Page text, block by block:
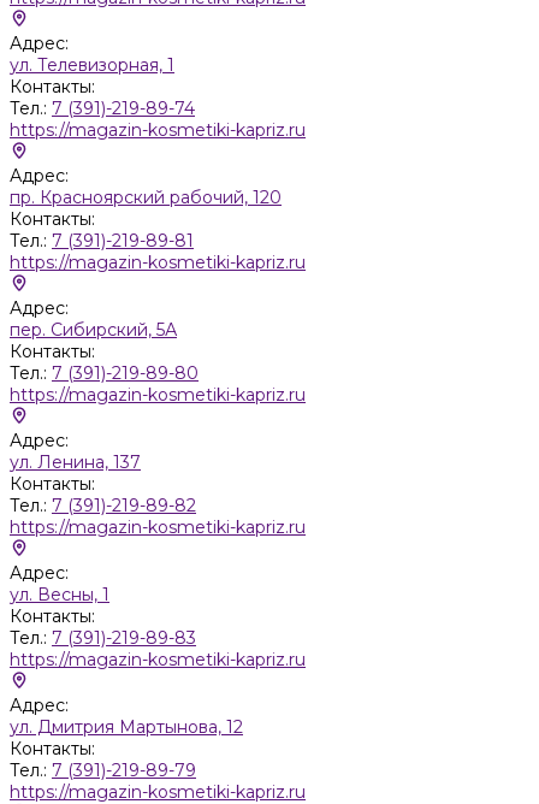
Адрес:
ул. Телевизорная, 1
Контакты:
Тел.: 7 (391)-219-89-74
https://magazin-kosmetiki-kapriz.ru
Адрес:
пр. Красноярский рабочий, 120
Контакты:
Тел.: 7 (391)-219-89-81
https://magazin-kosmetiki-kapriz.ru
Адрес:
пер. Сибирский, 5А
Контакты:
Тел.: 7 (391)-219-89-80
https://magazin-kosmetiki-kapriz.ru
Адрес:
ул. Ленина, 137
Контакты:
Тел.: 7 (391)-219-89-82
https://magazin-kosmetiki-kapriz.ru
Адрес:
ул. Весны, 1
Контакты:
Тел.: 7 (391)-219-89-83
https://magazin-kosmetiki-kapriz.ru
Адрес:
ул. Дмитрия Мартынова, 12
Контакты:
Тел.: 7 (391)-219-89-79
https://magazin-kosmetiki-kapriz.ru